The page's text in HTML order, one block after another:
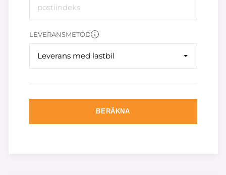
LEVERANSMETOD
Leverans med lastbil
BERÄKNA